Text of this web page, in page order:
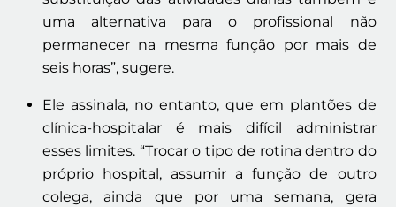
uma alternativa para o profissional não
permanecer na mesma função por mais de
seis horas”, sugere.
Ele assinala, no entanto, que em plantões de
clínica-hospitalar é mais difícil administrar
esses limites. “Trocar o tipo de rotina dentro do
próprio hospital, assumir a função de outro
colega, ainda que por uma semana, gera